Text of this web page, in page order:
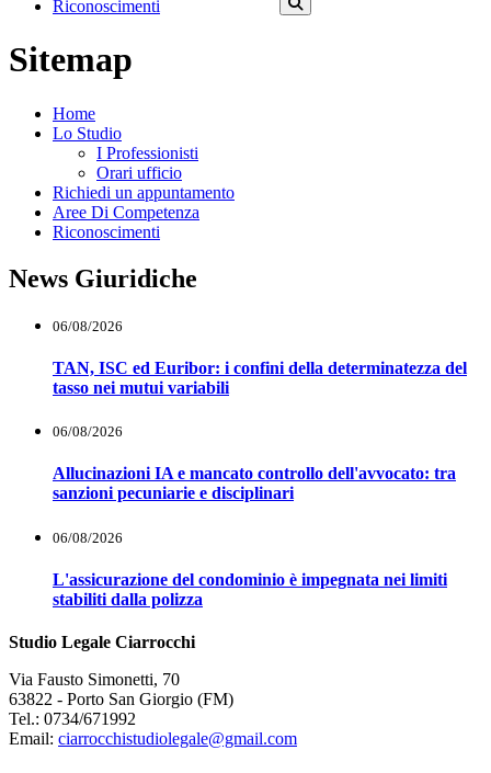
Riconoscimenti
Sitemap
Home
Lo Studio
I Professionisti
Orari ufficio
Richiedi un appuntamento
Aree Di Competenza
Riconoscimenti
News Giuridiche
06/08/2026
TAN, ISC ed Euribor: i confini della determinatezza del
tasso nei mutui variabili
06/08/2026
Allucinazioni IA e mancato controllo dell'avvocato: tra
sanzioni pecuniarie e disciplinari
06/08/2026
L'assicurazione del condominio è impegnata nei limiti
stabiliti dalla polizza
Studio Legale Ciarrocchi
Via Fausto Simonetti, 70
63822 - Porto San Giorgio (FM)
Tel.: 0734/671992
Email: ciarrocchistudiolegale@gmail.com